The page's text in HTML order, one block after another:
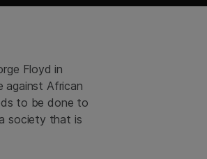
Floyd in
against African
to be done to
society that is